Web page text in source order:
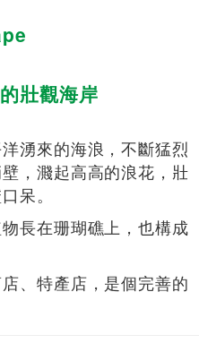
壯觀海岸
湧來的海浪，不斷猛烈
，濺起高高的浪花，壯
呆。
長在珊瑚礁上，也構成
、特產店，是個完善的